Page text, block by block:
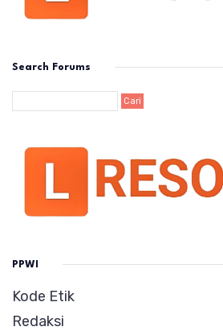
Search Forums
PPWI
Kode Etik
Redaksi